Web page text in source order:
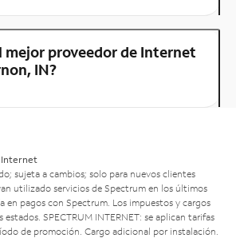
mejor proveedor de Internet
IN?
Internet
sujeta a cambios; solo para nuevos clientes
utilizado servicios de Spectrum en los últimos
en pagos con Spectrum. Los impuestos y cargos
SPECTRUM INTERNET: se aplican tarifas
de promoción. Cargo adicional por instalación.